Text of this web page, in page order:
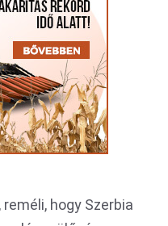
hogy Szerbia